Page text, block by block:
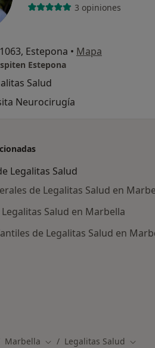
3 opiniones
Estepona • Mapa
Estepona
Salud
Neurocirugía
Legalitas Salud
de Legalitas Salud en
Salud en Marbella
de Legalitas Salud en
Marbella Cambiar de ciudad
Legalitas Salud